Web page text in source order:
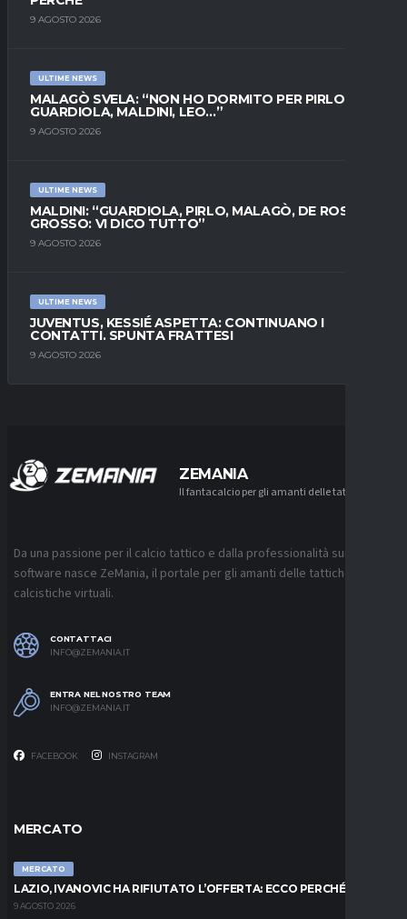
9 AGOSTO 2026
ULTIME NEWS
MALAGÒ SVELA: “NON HO DORMITO PER PIRLO.
GUARDIOLA, MALDINI, LEO…”
9 AGOSTO 2026
ULTIME NEWS
MALDINI: “GUARDIOLA, PIRLO, MALAGÒ, DE ROSSI E
GROSSO: VI DICO TUTTO”
9 AGOSTO 2026
ULTIME NEWS
JUVENTUS, KESSIÉ ASPETTA: CONTINUANO I
CONTATTI. SPUNTA FRATTESI
9 AGOSTO 2026
ZEMANIA
Il fantacalcio per gli amanti delle tattiche
Da una passione per il calcio tattico e dalla professionalità sui
software nasce ZeMania, il portale per gli amanti delle tattiche
calcistiche virtuali.
CONTATTACI
INFO@ZEMANIA.IT
ENTRA NEL NOSTRO TEAM
INFO@ZEMANIA.IT
FACEBOOK INSTAGRAM
MERCATO
MERCATO
LAZIO, IVANOVIC HA RIFIUTATO L’OFFERTA: ECCO PERCHÉ
9 AGOSTO 2026